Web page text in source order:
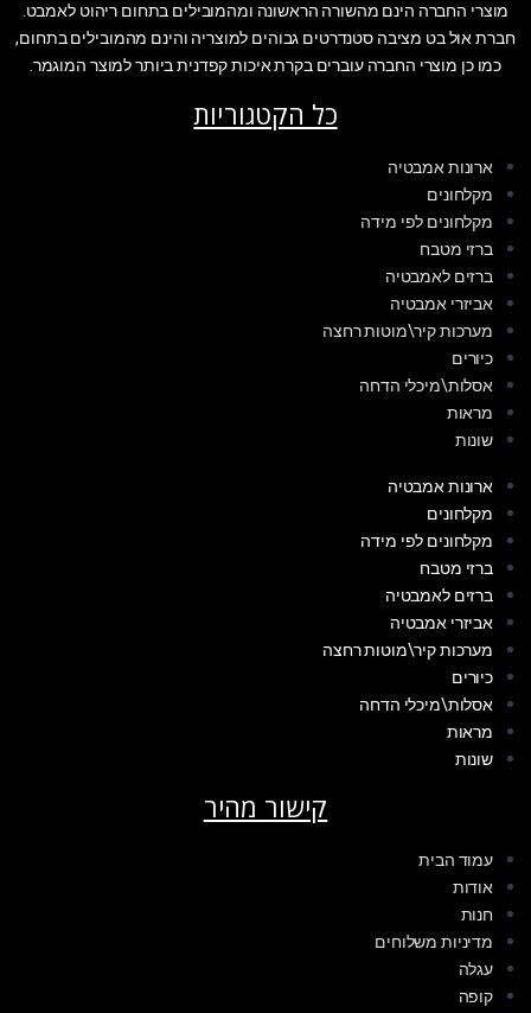
מוצרי החברה הינם מהשורה הראשונה ומהמובילים בתחום ריהוט לאמבט.
חברת אול בט מציבה סטנדרטים גבוהים למוצריה והינם מהמובילים בתחום,
כמו כן מוצרי החברה עוברים בקרת איכות קפדנית ביותר למוצר המוגמר.
כל הקטגוריות
ארונות אמבטיה
מקלחונים
מקלחונים לפי מידה
ברזי מטבח
ברזים לאמבטיה
אביזרי אמבטיה
מערכות קיר\מוטות רחצה
כיורים
אסלות\מיכלי הדחה
מראות
שונות
ארונות אמבטיה
מקלחונים
מקלחונים לפי מידה
ברזי מטבח
ברזים לאמבטיה
אביזרי אמבטיה
מערכות קיר\מוטות רחצה
כיורים
אסלות\מיכלי הדחה
מראות
שונות
קישור מהיר
עמוד הבית
אודות
חנות
מדיניות משלוחים
עגלה
קופה